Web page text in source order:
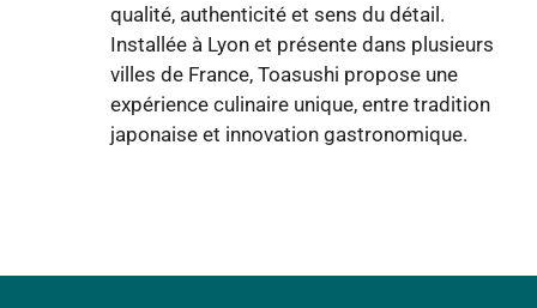
qualité, authenticité et sens du détail.
Installée à Lyon et présente dans plusieurs
villes de France, Toasushi propose une
expérience culinaire unique, entre tradition
japonaise et innovation gastronomique.